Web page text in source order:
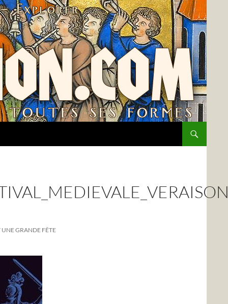
GRANDE FÊTE